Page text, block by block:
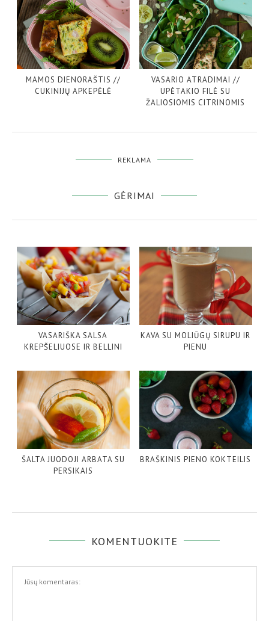
MAMOS DIENORAŠTIS //
CUKINIJŲ APKEPĖLĖ
VASARIO ATRADIMAI //
UPĖTAKIO FILĖ SU
ŽALIOSIOMIS CITRINOMIS
REKLAMA
GĖRIMAI
VASARIŠKA SALSA
KREPŠELIUOSE IR BELLINI
KAVA SU MOLIŪGŲ SIRUPU IR
PIENU
ŠALTA JUODOJI ARBATA SU
PERSIKAIS
BRAŠKINIS PIENO KOKTEILIS
KOMENTUOKITE